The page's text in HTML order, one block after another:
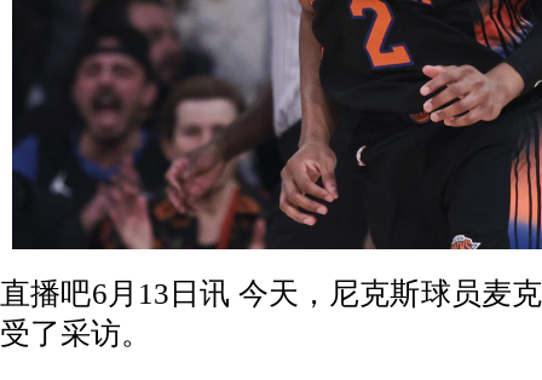
直播吧6月13日讯 今天，尼克斯球员麦
受了采访。